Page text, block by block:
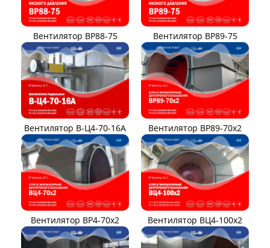
Вентилятор ВР88-75 Вентилятор ВР89-75
Вентилятор В-Ц4-70-16А Вентилятор ВР89-70x2
Вентилятор ВР4-70x2 Вентилятор ВЦ4-100х2